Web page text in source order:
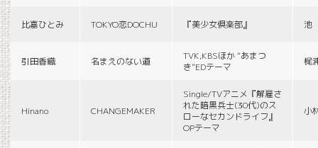
比嘉ひとみ TOKYO恋DOCHU 『美少女倶楽部』 池
引田香織 名まえのない道
TVK,KBSほか “あまつ
き”EDテーマ
梶
Hinano CHANGEMAKER
Single/TVアニメ『解雇さ
れた暗黒兵士(30代)のス
ローなセカンドライフ』
OPテーマ
小